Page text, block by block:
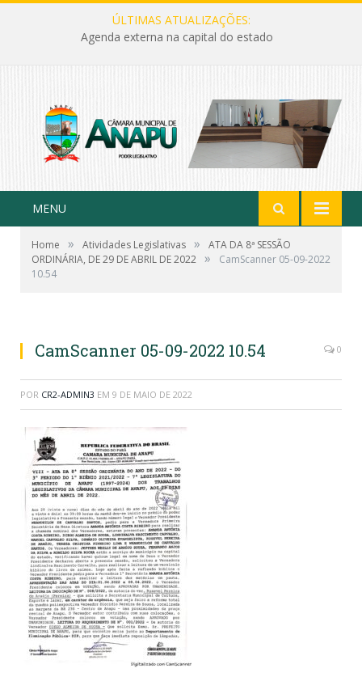
ÚLTIMAS ATUALIZAÇÕES:
Agenda externa na capital do estado
MENU
Home » Atividades Legislativas »
ATA DA 8ª SESSÃO
ORDINÁRIA, DE 29 DE ABRIL DE 2022 »
CamScanner 05-09-2022
10.54
CamScanner 05-09-2022 10.54 0
POR CR2-ADMIN3 EM 9 DE MAIO DE 2022